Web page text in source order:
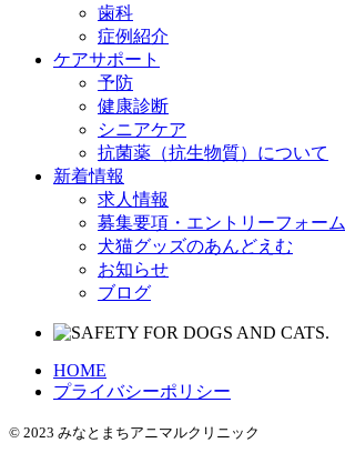
歯科
症例紹介
ケアサポート
予防
健康診断
シニアケア
抗菌薬（抗生物質）について
新着情報
求人情報
募集要項・エントリーフォーム
犬猫グッズのあんどえむ
お知らせ
ブログ
HOME
プライバシーポリシー
© 2023 みなとまちアニマルクリニック